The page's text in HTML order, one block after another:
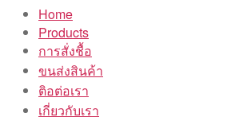
Home
Products
การสั่งชื้อ
ขนส่งสินค้า
ติอต่อเรา
เกี่ยวกับเรา